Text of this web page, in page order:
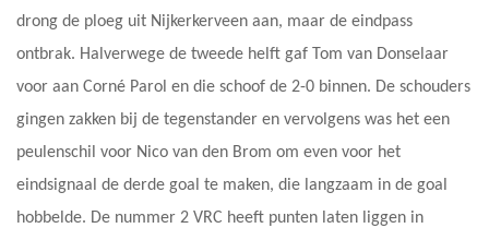
drong de ploeg uit Nijkerkerveen aan, maar de eindpass
ontbrak. Halverwege de tweede helft gaf Tom van Donselaar
voor aan Corné Parol en die schoof de 2-0 binnen. De schouders
gingen zakken bij de tegenstander en vervolgens was het een
peulenschil voor Nico van den Brom om even voor het
eindsignaal de derde goal te maken, die langzaam in de goal
hobbelde. De nummer 2 VRC heeft punten laten liggen in